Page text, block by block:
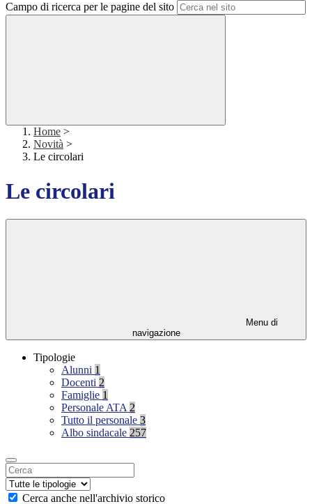
Campo di ricerca per le pagine del sito
Home >
Novità >
Le circolari
Le circolari
Menu di
navigazione
Tipologie
Alunni 1
Docenti 2
Famiglie 1
Personale ATA 2
Tutto il personale 3
Albo sindacale 257
Cerca anche nell'archivio storico